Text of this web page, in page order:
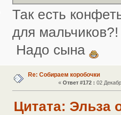
Так есть
для
Надо сына
Re: Собираем коробочки
«Ответ #172 : 02
Цитата: Эльза